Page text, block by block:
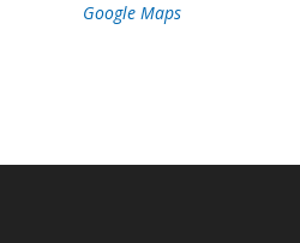
Google Maps